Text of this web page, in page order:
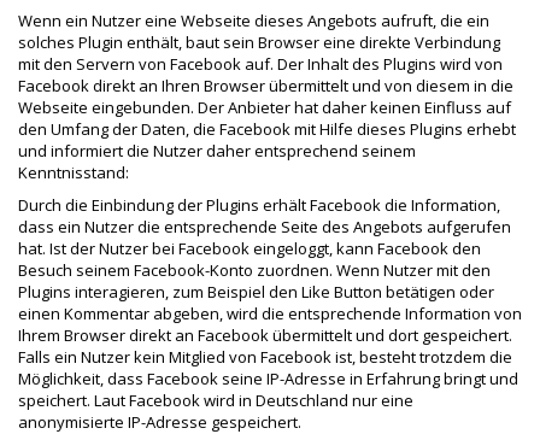
Wenn ein Nutzer eine Webseite dieses Angebots aufruft, die ein
solches Plugin enthält, baut sein Browser eine direkte Verbindung
mit den Servern von Facebook auf. Der Inhalt des Plugins wird von
Facebook direkt an Ihren Browser übermittelt und von diesem in die
Webseite eingebunden. Der Anbieter hat daher keinen Einfluss auf
den Umfang der Daten, die Facebook mit Hilfe dieses Plugins erhebt
und informiert die Nutzer daher entsprechend seinem
Kenntnisstand:
Durch die Einbindung der Plugins erhält Facebook die Information,
dass ein Nutzer die entsprechende Seite des Angebots aufgerufen
hat. Ist der Nutzer bei Facebook eingeloggt, kann Facebook den
Besuch seinem Facebook-Konto zuordnen. Wenn Nutzer mit den
Plugins interagieren, zum Beispiel den Like Button betätigen oder
einen Kommentar abgeben, wird die entsprechende Information von
Ihrem Browser direkt an Facebook übermittelt und dort gespeichert.
Falls ein Nutzer kein Mitglied von Facebook ist, besteht trotzdem die
Möglichkeit, dass Facebook seine IP-Adresse in Erfahrung bringt und
speichert. Laut Facebook wird in Deutschland nur eine
anonymisierte IP-Adresse gespeichert.